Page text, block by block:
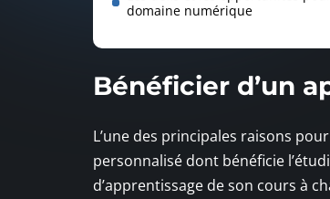
domaine numérique
Bénéficier d’un
L’une des principales raisons
personnalisé dont bénéficie
d’apprentissage de son cours à